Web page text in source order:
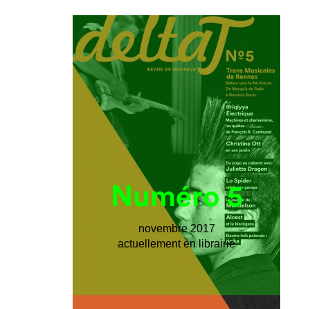
Numéro 5
novembre 2017
actuellement en librairie